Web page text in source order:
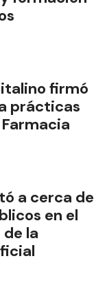
firmó
prácticas
a cerca de
en el
la